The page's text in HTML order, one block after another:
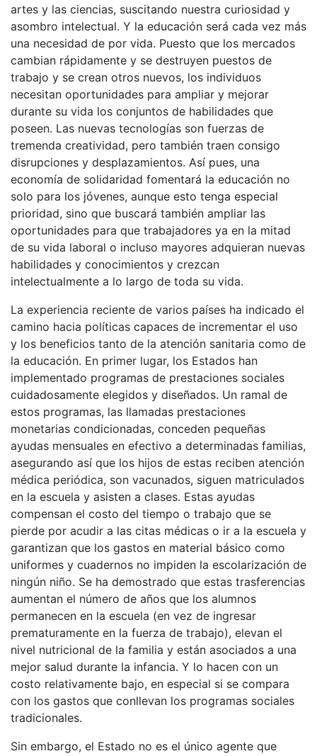
artes y las ciencias, suscitando nuestra curiosidad y
asombro intelectual. Y la educación será cada vez más
una necesidad de por vida. Puesto que los mercados
cambian rápidamente y se destruyen puestos de
trabajo y se crean otros nuevos, los individuos
necesitan oportunidades para ampliar y mejorar
durante su vida los conjuntos de habilidades que
poseen. Las nuevas tecnologías son fuerzas de
tremenda creatividad, pero también traen consigo
disrupciones y desplazamientos. Así pues, una
economía de solidaridad fomentará la educación no
solo para los jóvenes, aunque esto tenga especial
prioridad, sino que buscará también ampliar las
oportunidades para que trabajadores ya en la mitad
de su vida laboral o incluso mayores adquieran nuevas
habilidades y conocimientos y crezcan
intelectualmente a lo largo de toda su vida.
La experiencia reciente de varios países ha indicado el
camino hacia políticas capaces de incrementar el uso
y los beneficios tanto de la atención sanitaria como de
la educación. En primer lugar, los Estados han
implementado programas de prestaciones sociales
cuidadosamente elegidos y diseñados. Un ramal de
estos programas, las llamadas prestaciones
monetarias condicionadas, conceden pequeñas
ayudas mensuales en efectivo a determinadas familias,
asegurando así que los hijos de estas reciben atención
médica periódica, son vacunados, siguen matriculados
en la escuela y asisten a clases. Estas ayudas
compensan el costo del tiempo o trabajo que se
pierde por acudir a las citas médicas o ir a la escuela y
garantizan que los gastos en material básico como
uniformes y cuadernos no impiden la escolarización de
ningún niño. Se ha demostrado que estas trasferencias
aumentan el número de años que los alumnos
permanecen en la escuela (en vez de ingresar
prematuramente en la fuerza de trabajo), elevan el
nivel nutricional de la familia y están asociados a una
mejor salud durante la infancia. Y lo hacen con un
costo relativamente bajo, en especial si se compara
con los gastos que conllevan los programas sociales
tradicionales.
Sin embargo, el Estado no es el único agente que